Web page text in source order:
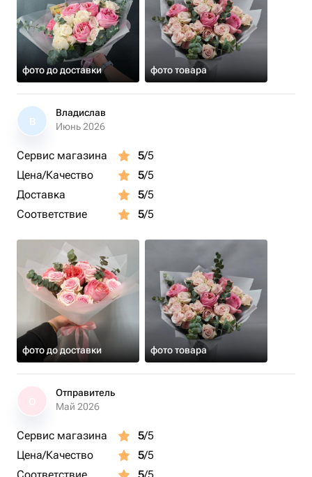
фото до доставки фото товара
В
Владислав
Июнь 2026
Сервис магазина 5/5
Цена/Качество
5/5
Доставка
5/5
Соответствие
5/5
фото до доставки фото товара
Отправитель
Май 2026
Сервис магазина 5/5
Цена/Качество
5/5